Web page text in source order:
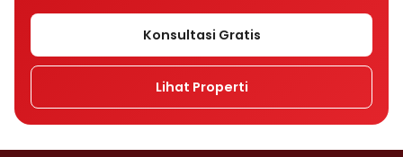
Konsultasi Gratis
Lihat Properti